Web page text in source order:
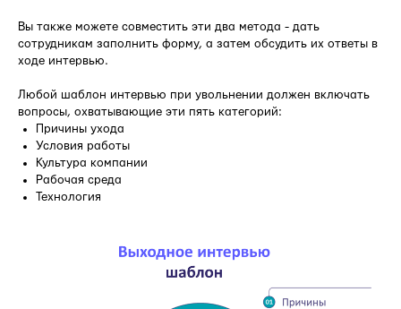
Вы также можете совместить эти два метода - дать
сотрудникам заполнить форму, а затем обсудить их ответы в
ходе интервью.
Любой шаблон интервью при увольнении должен включать
вопросы, охватывающие эти пять категорий:
Причины ухода
Условия работы
Культура компании
Рабочая среда
Технология